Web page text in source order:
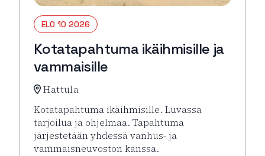
ELO 10 2026
Kotatapahtuma ikäihmisille ja
vammaisille
Hattula
Kotatapahtuma ikäihmisille. Luvassa
tarjoilua ja ohjelmaa. Tapahtuma
järjestetään yhdessä vanhus- ja
vammaisneuvoston kanssa.